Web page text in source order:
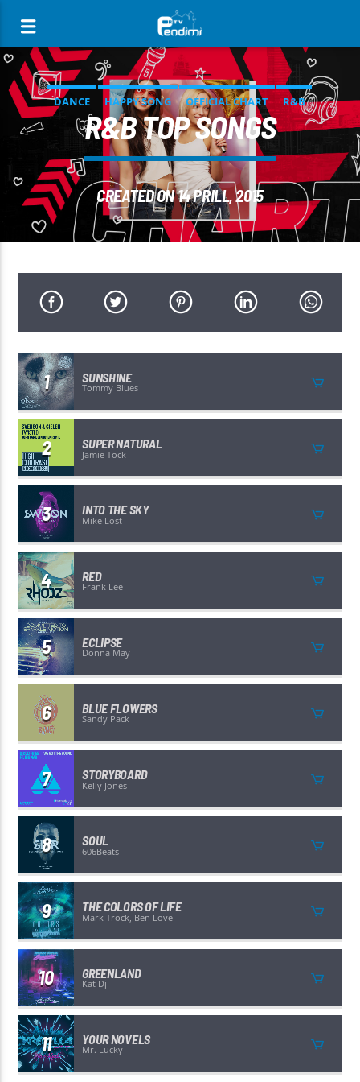
[There are no radio stations in the database]
DANCE HAPPY SONG OFFICIAL CHART R&B
R&B TOP SONGS
CREATED ON 14 PRILL, 2015
1 SUNSHINE
Tommy Blues
2 SUPER NATURAL
Jamie Tock
3 INTO THE SKY
Mike Lost
4 RED
Frank Lee
5 ECLIPSE
Donna May
6 BLUE FLOWERS
Sandy Pack
7 STORYBOARD
Kelly Jones
8 SOUL
606Beats
9 THE COLORS OF LIFE
Mark Trock, Ben Love
10 GREENLAND
Kat Dj
11 YOUR NOVELS
Mr. Lucky